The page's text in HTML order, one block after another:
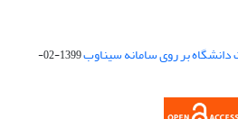
دانشگاه بر روی سامانه سیناوب
1399-02-